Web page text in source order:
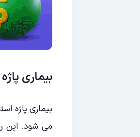
بیماری
بیماری پاژه
می شود. این